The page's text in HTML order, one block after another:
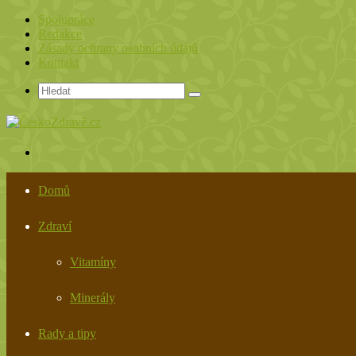
Spolupráce
Redakce
Zásady ochrany osobních údajů
Kontakt
Hledat
Domů
Zdraví
Vitamíny
Minerály
Rady a tipy